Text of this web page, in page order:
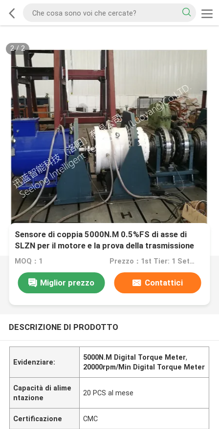
2/ 2
Sensore di coppia 5000N.M 0.5%FS di asse di
SLZN per il motore e la prova della trasmissione
MOQ：1 Prezzo：1st Tier: 1 Set, Unit Price USD 3.00 2nd Tier: 2-5 Sets, Unit Price USD 2.00 3rd Tier: Over 5 Sets, Unit Price USD 1.00
Miglior prezzo Contattici
DESCRIZIONE DI PRODOTTO
Evidenziare:
5000N.M Digital Torque Meter,
20000rpm/Min Digital Torque Meter
Capacità di alime
ntazione
20 PCS al mese
Certificazione CMC